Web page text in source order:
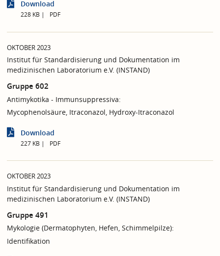
Download
228 KB PDF
OKTOBER 2023
Institut für Standardisierung und Dokumentation im
medizinischen Laboratorium e.V. (INSTAND)
Gruppe 602
Antimykotika - Immunsuppressiva:
Mycophenolsäure, Itraconazol, Hydroxy-Itraconazol
Download
227 KB PDF
OKTOBER 2023
Institut für Standardisierung und Dokumentation im
medizinischen Laboratorium e.V. (INSTAND)
Gruppe 491
Mykologie (Dermatophyten, Hefen, Schimmelpilze):
Identifikation